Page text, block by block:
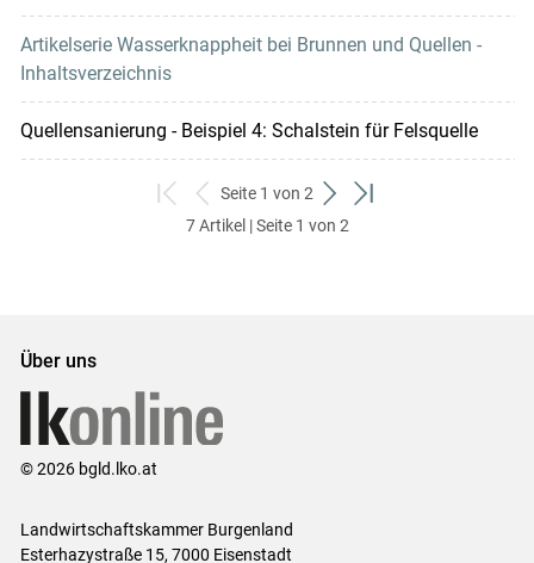
Artikelserie Wasserknappheit bei Brunnen und Quellen -
Inhaltsverzeichnis
Quellensanierung - Beispiel 4: Schalstein für Felsquelle
zum
ersten
zurück
zum
Seite 1 von 2
weiter
zum
zum
7 Artikel | Seite 1 von 2
Über uns
© 2026 bgld.lko.at
Landwirtschaftskammer Burgenland
Esterhazystraße 15, 7000 Eisenstadt